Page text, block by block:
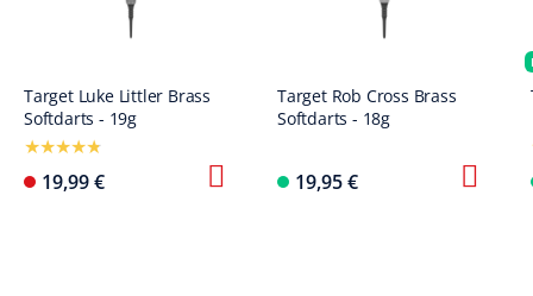
Target Luke Littler Brass
Softdarts - 19g
19,99 €
Target Rob Cross Brass
Softdarts - 18g
19,95 €